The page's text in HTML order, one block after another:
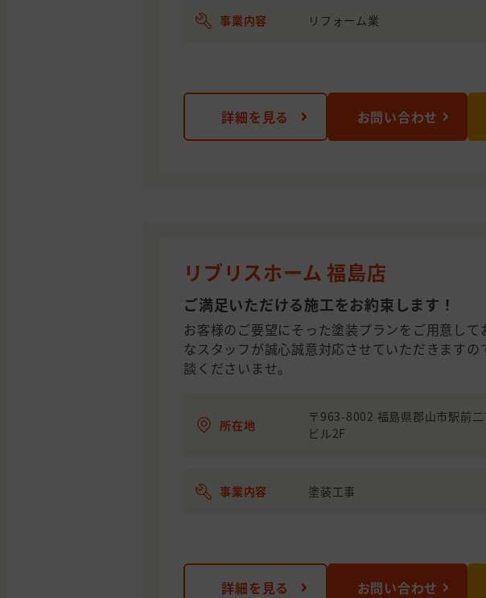
事業内容 リフォーム業
詳細を見る お問い合わせ
リブリスホーム 福島店
ご満足いただける施工をお約束します！
お客様のご要望にそった塗装プランをご用意して
なスタッフが誠心誠意対応させていただきますの
談くださいませ。
所在地
〒963-8002 福島県郡山市駅前
ビル2F
事業内容 塗装工事
詳細を見る お問い合わせ